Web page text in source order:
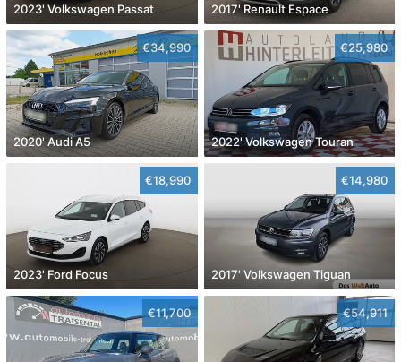
2023' Volkswagen Passat 2017' Renault Espace
€34,990
2020' Audi A5
€25,980
2022' Volkswagen Touran
€18,990
2023' Ford Focus
€14,980
2017' Volkswagen Tiguan
€11,700 €54,911